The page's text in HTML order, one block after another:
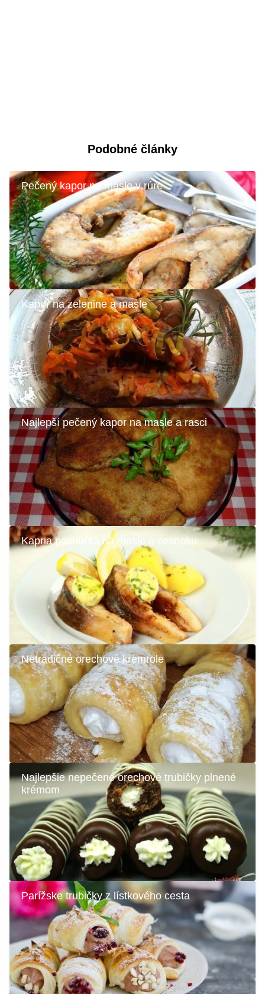
Podobné články
Pečený kapor na masle v rúre
Kapor na zelenine a masle
Najlepší pečený kapor na masle a rasci
Kapria pochúťka na masle a cesnaku
Netradičné orechové kremrole
Najlepšie nepečené orechové trubičky plnené
krémom
Parížske trubičky z lístkového cesta